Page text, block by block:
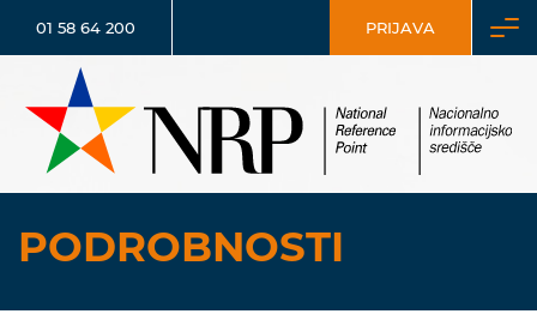
01 58 64 200 PRIJAVA
PODROBNOSTI